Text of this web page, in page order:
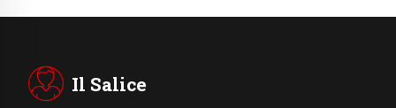
Il Salice